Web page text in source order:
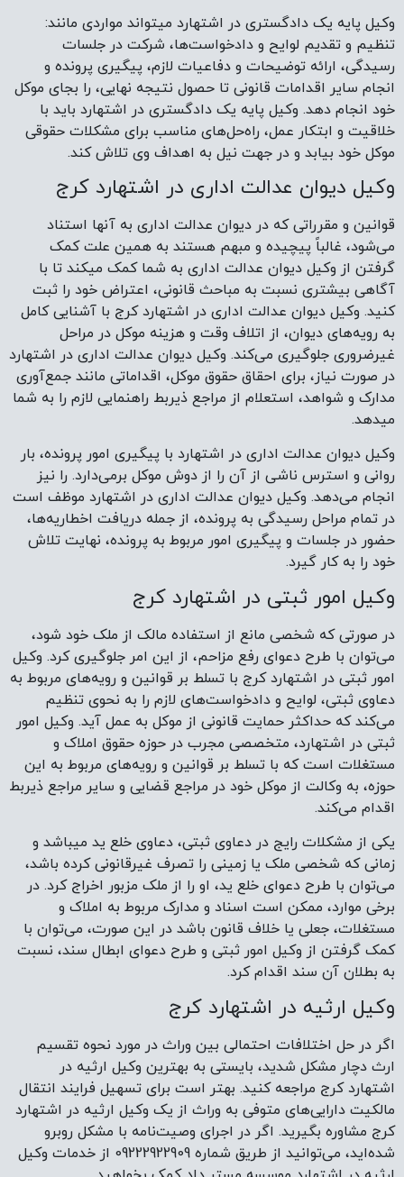
وکیل پایه یک دادگستری در اشتهارد میتواند مواردی مانند:
تنظیم و تقدیم لوایح و دادخواست‌ها، شرکت در جلسات
رسیدگی، ارائه توضیحات و دفاعیات لازم، پیگیری پرونده و
انجام سایر اقدامات قانونی تا حصول نتیجه نهایی، را بجای موکل
خود انجام دهد. وکیل پایه یک دادگستری در اشتهارد باید با
خلاقیت و ابتکار عمل، راه‌حل‌های مناسب برای مشکلات حقوقی
موکل خود بیابد و در جهت نیل به اهداف وی تلاش کند.
وکیل دیوان عدالت اداری در اشتهارد کرج
قوانین و مقرراتی که در دیوان عدالت اداری به آنها استناد
می‌شود، غالباً پیچیده و مبهم هستند به همین علت کمک
گرفتن از وکیل دیوان عدالت اداری به شما کمک میکند تا با
آگاهی بیشتری نسبت به مباحث قانونی، اعتراض خود را ثبت
کنید. وکیل دیوان عدالت اداری در اشتهارد کرج با آشنایی کامل
به رویه‌های دیوان، از اتلاف وقت و هزینه موکل در مراحل
غیرضروری جلوگیری می‌کند. وکیل دیوان عدالت اداری در اشتهارد
در صورت نیاز، برای احقاق حقوق موکل، اقداماتی مانند جمع‌آوری
مدارک و شواهد، استعلام از مراجع ذیربط راهنمایی لازم را به شما
میدهد.
وکیل دیوان عدالت اداری در اشتهارد با پیگیری امور پرونده، بار
روانی و استرس ناشی از آن را از دوش موکل برمی‌دارد. را نیز
انجام می‌دهد. وکیل دیوان عدالت اداری در اشتهارد موظف است
در تمام مراحل رسیدگی به پرونده، از جمله دریافت اخطاریه‌ها،
حضور در جلسات و پیگیری امور مربوط به پرونده، نهایت تلاش
خود را به کار گیرد.
وکیل امور ثبتی در اشتهارد کرج
در صورتی که شخصی مانع از استفاده مالک از ملک خود شود،
می‌توان با طرح دعوای رفع مزاحم، از این امر جلوگیری کرد. وکیل
امور ثبتی در اشتهارد کرج با تسلط بر قوانین و رویه‌های مربوط به
دعاوی ثبتی، لوایح و دادخواست‌های لازم را به نحوی تنظیم
می‌کند که حداکثر حمایت قانونی از موکل به عمل آید. وکیل امور
ثبتی در اشتهارد، متخصصی مجرب در حوزه حقوق املاک و
مستغلات است که با تسلط بر قوانین و رویه‌های مربوط به این
حوزه، به وکالت از موکل خود در مراجع قضایی و سایر مراجع ذیربط
اقدام می‌کند.
یکی از مشکلات رایج در دعاوی ثبتی، دعاوی خلع ید میباشد و
زمانی که شخصی ملک یا زمینی را تصرف غیرقانونی کرده باشد،
می‌توان با طرح دعوای خلع ید، او را از ملک مزبور اخراج کرد. در
برخی موارد، ممکن است اسناد و مدارک مربوط به املاک و
مستغلات، جعلی یا خلاف قانون باشد در این صورت، می‌توان با
کمک گرفتن از وکیل امور ثبتی و طرح دعوای ابطال سند، نسبت
به بطلان آن سند اقدام کرد.
وکیل ارثیه در اشتهارد کرج
اگر در حل اختلافات احتمالی بین وراث در مورد نحوه تقسیم
ارث دچار مشکل شدید، بایستی به بهترین وکیل ارثیه در
اشتهارد کرج مراجعه کنید. بهتر است برای تسهیل فرایند انتقال
مالکیت دارایی‌های متوفی به وراث از یک وکیل ارثیه در اشتهارد
کرج مشاوره بگیرید. اگر در اجرای وصیت‌نامه با مشکل روبرو
شده‌اید، می‌توانید از طریق شماره 09222922909 از خدمات وکیل